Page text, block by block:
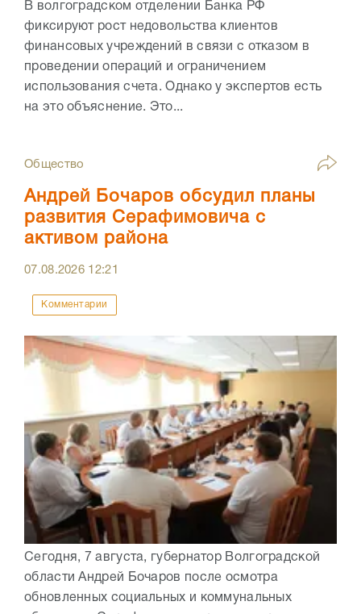
В волгоградском отделении Банка РФ
фиксируют рост недовольства клиентов
финансовых учреждений в связи с отказом в
проведении операций и ограничением
использования счета. Однако у экспертов есть
на это объяснение. Это...
Общество
Андрей Бочаров обсудил планы
развития Серафимовича с
активом района
07.08.2026 12:21
Комментарии
Сегодня, 7 августа, губернатор Волгоградской
области Андрей Бочаров после осмотра
обновленных социальных и коммунальных